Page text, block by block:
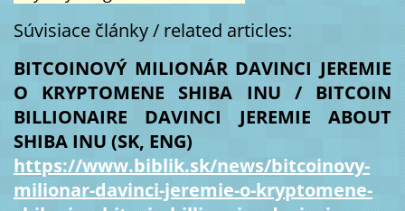
Súvisiace články / related articles:
BITCOINOVÝ MILIONÁR DAVINCI JEREMIE
O KRYPTOMENE SHIBA INU / BITCOIN
BILLIONAIRE DAVINCI JEREMIE ABOUT
SHIBA INU (SK, ENG)
https://www.biblik.sk/news/bitcoinovy-
milionar-davinci-jeremie-o-kryptomene-